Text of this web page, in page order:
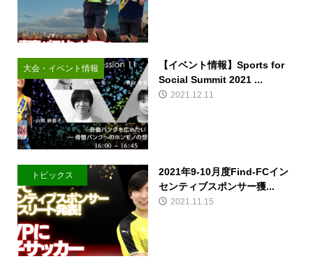
大会・イベント情報
【イベント情報】Sports for
Social Summit 2021 ...
2021.12.11
トピックス
2021年9-10月度Find-FCイン
センティブスポンサー獲...
2021.11.15